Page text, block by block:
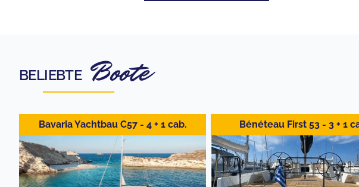
BELIEBTE Boote
Bavaria Yachtbau C57 - 4 + 1 cab. Bénéteau First 53 - 3 + 1